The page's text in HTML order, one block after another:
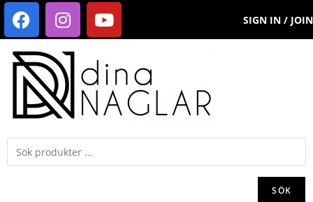
SIGN IN / JOIN
SÖK